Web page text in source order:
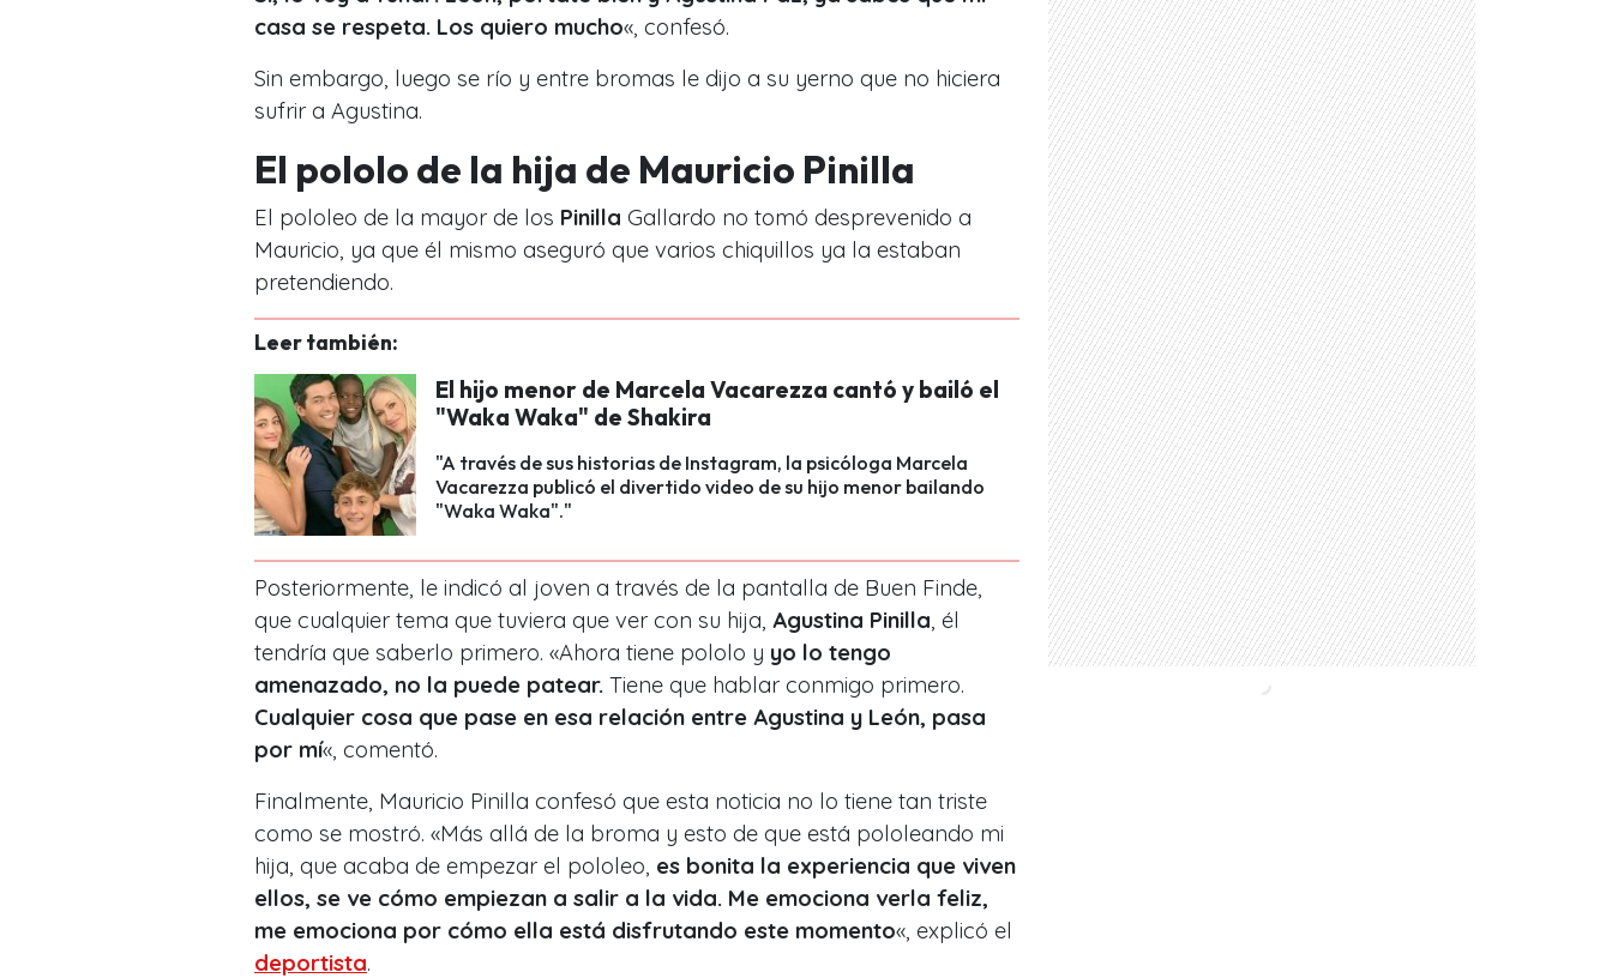
casa se respeta. Los quiero mucho«, confesó.
Sin embargo, luego se río y entre bromas le dijo a su yerno que no hiciera
sufrir a Agustina.
El pololo de la hija de Mauricio Pinilla
El pololeo de la mayor de los Pinilla Gallardo no tomó desprevenido a
Mauricio, ya que él mismo aseguró que varios chiquillos ya la estaban
pretendiendo.
Leer también:
El hijo menor de Marcela Vacarezza cantó y bailó el
"Waka Waka" de Shakira
"A través de sus historias de Instagram, la psicóloga Marcela
Vacarezza publicó el divertido video de su hijo menor bailando
"Waka Waka"."
Posteriormente, le indicó al joven a través de la pantalla de Buen Finde,
que cualquier tema que tuviera que ver con su hija, Agustina Pinilla , él
tendría que saberlo primero. «Ahora tiene pololo y yo lo tengo
amenazado, no la puede patear. Tiene que hablar conmigo primero.
Cualquier cosa que pase en esa relación entre Agustina y León, pasa
por mí«, comentó.
Finalmente, Mauricio Pinilla confesó que esta noticia no lo tiene tan triste
como se mostró. «Más allá de la broma y esto de que está pololeando mi
hija, que acaba de empezar el pololeo, es bonita la experiencia que viven
ellos, se ve cómo empiezan a salir a la vida. Me emociona verla feliz,
me emociona por cómo ella está disfrutando este momento«, explicó el
deportista.